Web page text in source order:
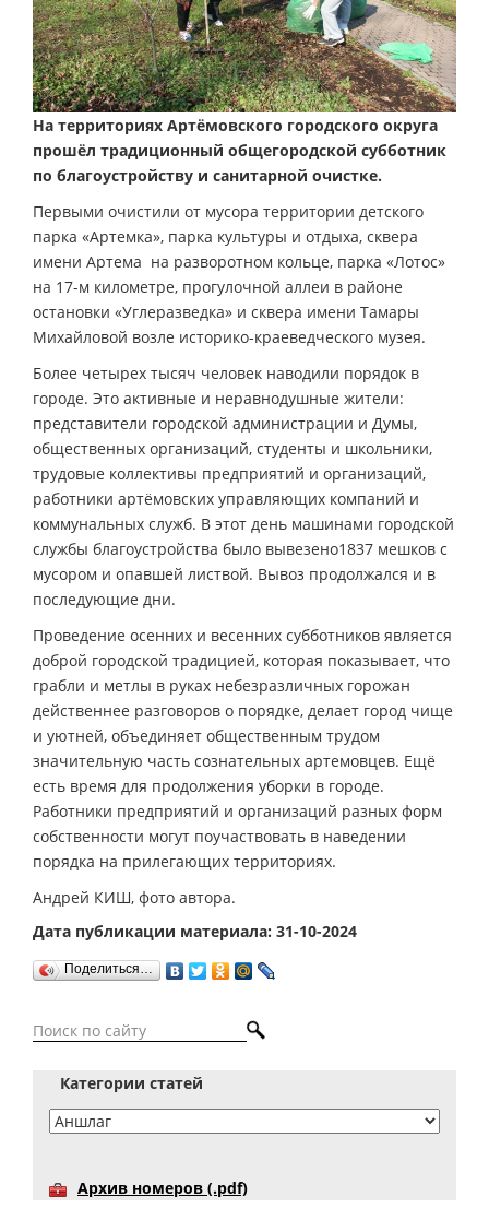
На территориях Артёмовского городского округа
прошёл традиционный общегородской субботник
по благоустройству и санитарной очистке.
Первыми очистили от мусора территории детского
парка «Артемка», парка культуры и отдыха, сквера
имени Артема на разворотном кольце, парка «Лотос»
на 17-м километре, прогулочной аллеи в районе
остановки «Углеразведка» и сквера имени Тамары
Михайловой возле историко-краеведческого музея.
Более четырех тысяч человек наводили порядок в
городе. Это активные и неравнодушные жители:
представители городской администрации и Думы,
общественных организаций, студенты и школьники,
трудовые коллективы предприятий и организаций,
работники артёмовских управляющих компаний и
коммунальных служб. В этот день машинами городской
службы благоустройства было вывезено1837 мешков с
мусором и опавшей листвой. Вывоз продолжался и в
последующие дни.
Проведение осенних и весенних субботников является
доброй городской традицией, которая показывает, что
грабли и метлы в руках небезразличных горожан
действеннее разговоров о порядке, делает город чище
и уютней, объединяет общественным трудом
значительную часть сознательных артемовцев. Ещё
есть время для продолжения уборки в городе.
Работники предприятий и организаций разных форм
собственности могут поучаствовать в наведении
порядка на прилегающих территориях.
Андрей КИШ, фото автора.
Дата публикации материала: 31-10-2024
Поделиться…
Категории статей
Архив номеров (.pdf)